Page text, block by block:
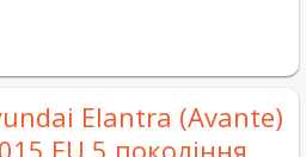
Elantra (Avante)
EU 5 покоління